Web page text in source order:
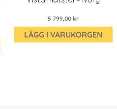
5 799,00 kr
LÄGG I VARUKORGEN